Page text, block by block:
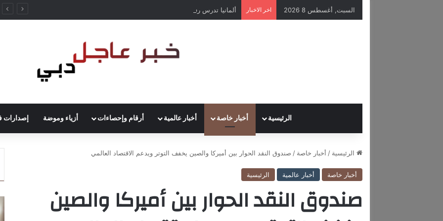
السبت, أغسطس 8 2026 اخر الاخبار
الرئيسية أخبار خاصة أخبار عالمية أرقام وإحصاءات أزياء وموضة إصدارات
الرئيسية / أخبار خاصة / صندوق النقد الحوار بين أميركا والصين يخفف التوتر ويدعم الاقتصاد العالمي
أخبار خاصة أخبار عالمية الرئيسية
صندوق النقد الحوار بين أميركا والصين